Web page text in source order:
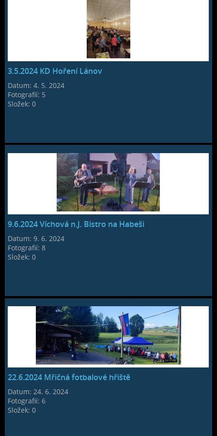
3.5.2024 KD Hoření Lánov
Datum:4. 5. 2024
Fotografií: 5
Složek:0
9.6.2024 Víchová n.J. Bistro na Habeši
Datum:9. 6. 2024
Fotografií:8
Složek:0
22.6.2024 Mřičná fotbalové hřiště
Datum:24. 6. 2024
Fotografií:6
Složek:0